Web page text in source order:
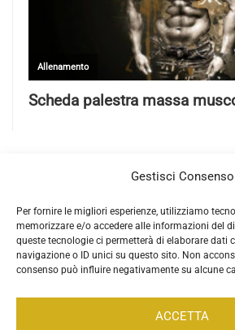
Gestisci Consenso
Per fornire le migliori esperienze, utilizziamo
memorizzare e/o accedere alle informazioni del
queste tecnologie ci permetterà di elaborare dati
navigazione o ID unici su questo sito. Non
consenso può influire negativamente su alcune
ACCETTA